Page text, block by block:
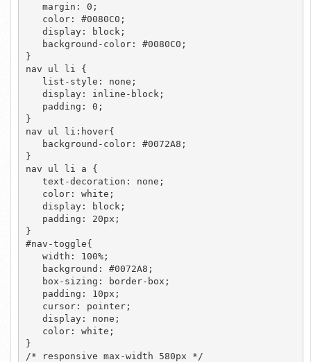
   margin: 0;
   color: #0080C0;
   display: block;
   background-color: #0080C0;
}
nav ul li {
   list-style: none;
   display: inline-block;
   padding: 0;
}
nav ul li:hover{
   background-color: #0072A8;
}
nav ul li a {
   text-decoration: none;
   color: white;
   display: block;
   padding: 20px;
}
#nav-toggle{
   width: 100%;
   background: #0072A8;
   box-sizing: border-box;
   padding: 10px;
   cursor: pointer;
   display: none;
   color: white;
}
/* responsive max-width 580px */